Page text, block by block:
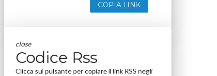
COPIA LINK
close
Codice Rss
Clicca sul pulsante per copiare il link RSS negli